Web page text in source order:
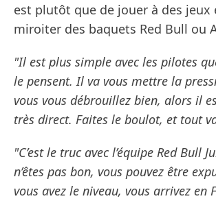
est plutôt que de jouer à des jeux
miroiter des baquets Red Bull ou
"Il est plus simple avec les pilotes
le pensent. Il va vous mettre la
vous vous débrouillez bien, alors il
très direct. Faites le boulot, et tout
"C’est le truc avec l’équipe Red Bull
n’êtes pas bon, vous pouvez être
vous avez le niveau, vous arrivez en